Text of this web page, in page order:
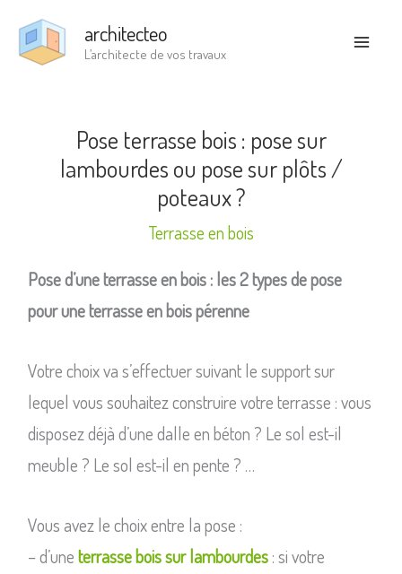
architecteo
L’architecte de vos travaux
Pose terrasse bois : pose sur
lambourdes ou pose sur plôts /
poteaux ?
Terrasse en bois
Pose d’une terrasse en bois : les 2 types de pose
pour une terrasse en bois pérenne
Votre choix va s’effectuer suivant le support sur
lequel vous souhaitez construire votre terrasse : vous
disposez déjà d’une dalle en béton ? Le sol est-il
meuble ? Le sol est-il en pente ? …
Vous avez le choix entre la pose :
– d’uneterrasse bois sur lambourdes: si votre